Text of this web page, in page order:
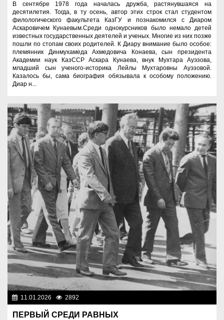
В сентябре 1978 года началась дружба, растянувшаяся на
десятилетия. Тогда, в ту осень, автор этих строк стал студентом
филологического факультета КазГУ и познакомился с Диаром
Аскаровичем Кунаевым.Среди однокурсников было немало детей
известных государственных деятелей и ученых. Многие из них позже
пошли по стопам своих родителей. К Диару внимание было особое:
племянник Динмухамеда Ахмедовича Конаева, сын президента
Академии наук КазССР Аскара Кунаева, внук Мухтара Ауэзова,
младший сын ученого-историка Лейлы Мухтаровны Ауэзовой.
Казалось бы, сама биография обязывала к особому положению.
Диар н...
11.01.2026 2892
ПЕРВЫЙ СРЕДИ РАВНЫХ